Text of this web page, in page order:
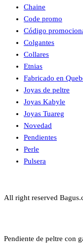
Chaine
Code promo
Código
Colgantes
Collares
Etnias
Fabricado en
Joyas de peltre
Joyas Kabyle
Joyas Tuareg
Novedad
Pendientes
Perle
Pulsera
All right reserved
Pendiente de peltre con